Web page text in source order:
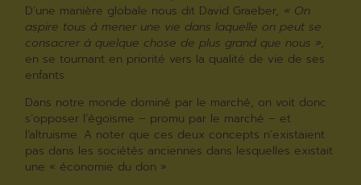
D’une manière globale nous dit David Graeber, « On
aspire tous à mener une vie dans laquelle on peut se
consacrer à quelque chose de plus grand que nous »,
en se tournant en priorité vers la qualité de vie de ses
enfants.
Dans notre monde dominé par le marché, on voit donc
s’opposer l’égoïsme – promu par le marché – et
l’altruisme. A noter que ces deux concepts n’existaient
pas dans les sociétés anciennes dans lesquelles existait
une « économie du don ».